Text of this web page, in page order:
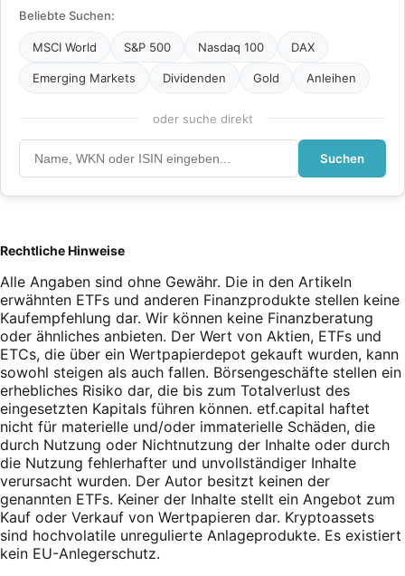
Beliebte Suchen:
MSCI World S&P 500 Nasdaq 100 DAX
Emerging Markets Dividenden Gold Anleihen
oder suche direkt
Suchen
Rechtliche Hinweise
Alle Angaben sind ohne Gewähr. Die in den Artikeln
erwähnten ETFs und anderen Finanzprodukte stellen keine
Kaufempfehlung dar. Wir können keine Finanzberatung
oder ähnliches anbieten. Der Wert von Aktien, ETFs und
ETCs, die über ein Wertpapierdepot gekauft wurden, kann
sowohl steigen als auch fallen. Börsengeschäfte stellen ein
erhebliches Risiko dar, die bis zum Totalverlust des
eingesetzten Kapitals führen können. etf.capital haftet
nicht für materielle und/oder immaterielle Schäden, die
durch Nutzung oder Nichtnutzung der Inhalte oder durch
die Nutzung fehlerhafter und unvollständiger Inhalte
verursacht wurden. Der Autor besitzt keinen der
genannten ETFs. Keiner der Inhalte stellt ein Angebot zum
Kauf oder Verkauf von Wertpapieren dar. Kryptoassets
sind hochvolatile unregulierte Anlageprodukte. Es existiert
kein EU-Anlegerschutz.